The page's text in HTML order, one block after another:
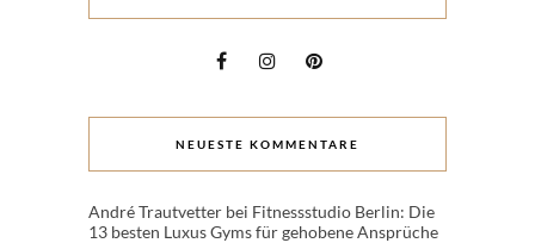
NEUESTE KOMMENTARE
André Trautvetter bei Fitnessstudio Berlin: Die
13 besten Luxus Gyms für gehobene Ansprüche